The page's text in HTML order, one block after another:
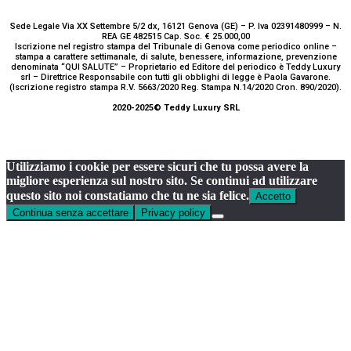
Sede Legale Via XX Settembre 5/2 dx, 16121 Genova (GE) – P. Iva 02391480999 – N.
REA GE 482515 Cap. Soc. € 25.000,00
Iscrizione nel registro stampa del Tribunale di Genova come periodico online –
stampa a carattere settimanale, di salute, benessere, informazione, prevenzione
denominata “QUI SALUTE” – Proprietario ed Editore del periodico è Teddy Luxury
srl – Direttrice Responsabile con tutti gli obblighi di legge è Paola Gavarone.
(Iscrizione registro stampa R.V. 5663/2020 Reg. Stampa N.14/2020 Cron. 890/2020).
2020-2025© Teddy Luxury SRL
Utilizziamo i cookie per essere sicuri che tu possa avere la
migliore esperienza sul nostro sito. Se continui ad utilizzare
questo sito noi constatiamo che tu ne sia felice. Accetto
Continua senza accettare
Privacy policy